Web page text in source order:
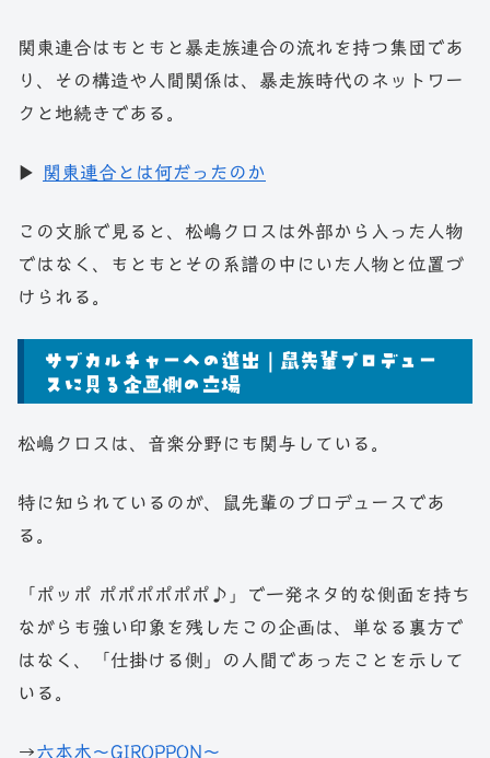
関東連合はもともと暴走族連合の流れを持つ集団であ
り、その構造や人間関係は、暴走族時代のネットワー
クと地続きである。
▶ 関東連合とは何だったのか
この文脈で見ると、松嶋クロスは外部から入った人物
ではなく、もともとその系譜の中にいた人物と位置づ
けられる。
サブカルチャーへの進出｜鼠先輩プロデュー
スに見る企画側の立場
松嶋クロスは、音楽分野にも関与している。
特に知られているのが、鼠先輩のプロデュースであ
る。
「ポッポ ポポポポポポ♪」で一発ネタ的な側面を持ち
ながらも強い印象を残したこの企画は、単なる裏方で
はなく、「仕掛ける側」の人間であったことを示して
いる。
→六本木～GIROPPON～